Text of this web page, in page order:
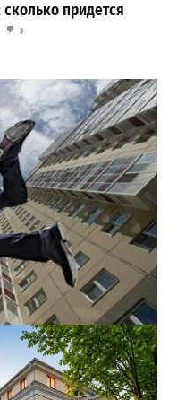
придется
3
погиб 26-летний